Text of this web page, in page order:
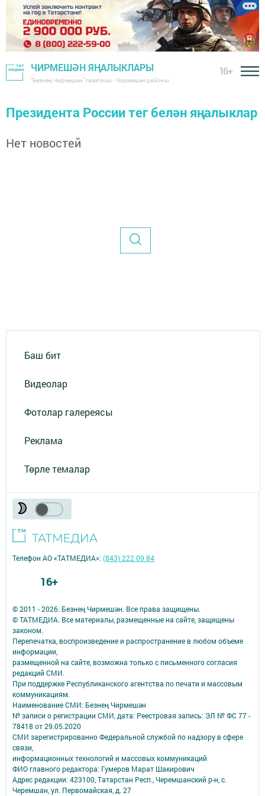
ЧИРМЕШӘН ЯҢАЛЫКЛАРЫ
"Безнең Чирмешән" газетасы - Чирмешән районы
16+
Президента России тег белән яңалыклар
Нет новостей
Баш бит
Видеолар
Фотолар галереясы
Реклама
Төрле темалар
© 2011 - 2026. Безнең Чирмешән. Все права защищены.
© ТАТМЕДИА. Все материалы, размещенные на сайте, защищены
законом.
Перепечатка, воспроизведение и распространение в любом объеме
информации,
размещенной на сайте, возможна только с письменного согласия
редакций СМИ.
При поддержке Республиканского агентства по печати и массовым
коммуникациям.
Наименование СМИ: Безнең Чирмешән
№ записи о регистрации СМИ, дата: Реестровая запись: ЭЛ № ФС 77 -
78418 от 29.05.2020
СМИ зарегистрированно Федеральной службой по надзору в сфере
связи,
информационных технологий и массовых коммуникаций
ФИО главного редактора: Гумеров Марат Шакирович
Адрес редакции: 423100, Татарстан Респ., Черемшанский р-н, с.
Черемшан, ул. Первомайская, д. 27
Телефон АО «ТАТМЕДИА»:(843) 222 09 84
16+